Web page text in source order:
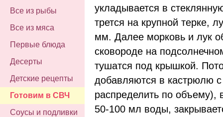
Все из рыбы
Все из мяса
Первые блюда
Десерты
Детские рецепты
Готовим в СВЧ
Соусы и подливки
укладывается в
трется на крупной терке,
мм. Далее морковь и лук
сковороде на
тушатся под крышкой.
добавляются в кастрюлю
распределить по объему),
50-100 мл воды,